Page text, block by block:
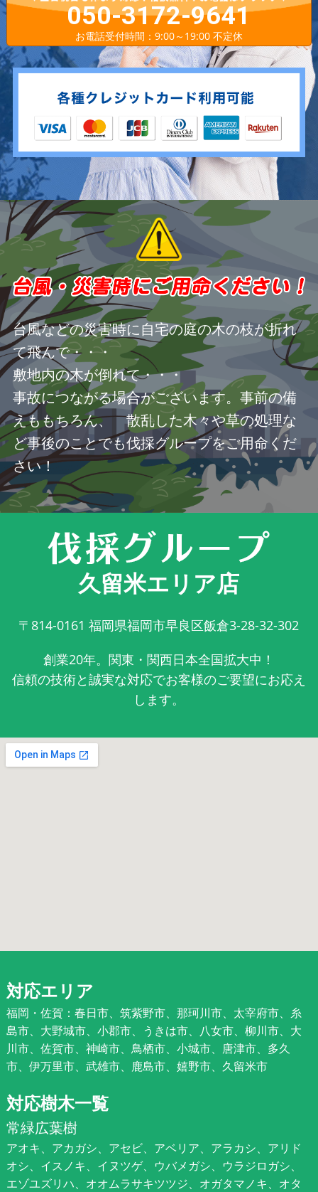
050-3172-9641
お電話受付時間：9:00～19:00 不定休
台風などの災害時に自宅の庭の木の枝が折れ
て飛んで・・・
敷地内の木が倒れて・・・
事故につながる場合がございます。事前の備
えももちろん、 散乱した木々や草の処理な
ど事後のことでも伐採グループをご用命くだ
さい！
久留米エリア店
〒814-0161 福岡県福岡市早良区飯倉3-28-32-302
創業20年。関東・関西日本全国拡大中！
信頼の技術と誠実な対応でお客様のご要望にお応え
します。
対応エリア
福岡・佐賀：春日市、筑紫野市、那珂川市、太宰府市、糸
島市、大野城市、小郡市、うきは市、八女市、柳川市、大
川市、佐賀市、神崎市、鳥栖市、小城市、唐津市、多久
市、伊万里市、武雄市、鹿島市、嬉野市、久留米市
対応樹木一覧
常緑広葉樹
アオキ、アカガシ、アセビ、アベリア、アラカシ、アリド
オシ、イスノキ、イヌツゲ、ウバメガシ、ウラジロガシ、
エゾユズリハ、オオムラサキツツジ、オガタマノキ、オタ